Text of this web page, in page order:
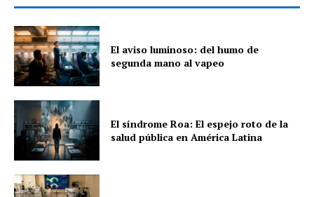
El aviso luminoso: del humo de
segunda mano al vapeo
El síndrome Roa: El espejo roto de la
salud pública en América Latina